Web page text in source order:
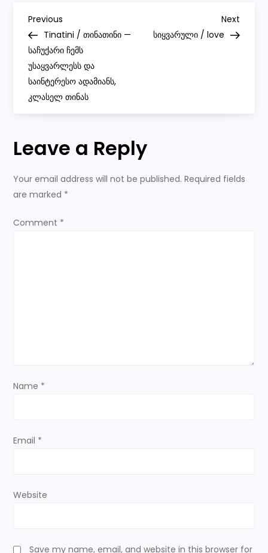
|||
მეამბოხე
P
o
s
t
n
a
v
i
n
Previous
Post
Previous
Tinatini / თინათინი —
საჩუქარი ჩემს
უსაყვარლესს და
საინტერესო ადამიანს,
კლასელ თინას
Next
Post
Next
სიყვარული / love
Leave a Reply
Your email address will not be published. Required fields
are marked *
Comment *
Name *
Email *
Website
Save my name, email, and website in this browser for